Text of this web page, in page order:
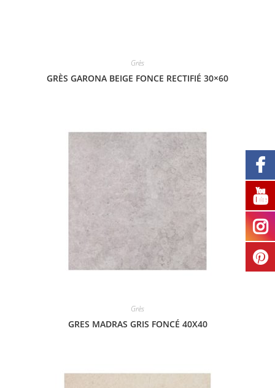
Grès
GRÈS GARONA BEIGE FONCE RECTIFIÉ 30×60
Grès
GRES MADRAS GRIS FONCÉ 40X40